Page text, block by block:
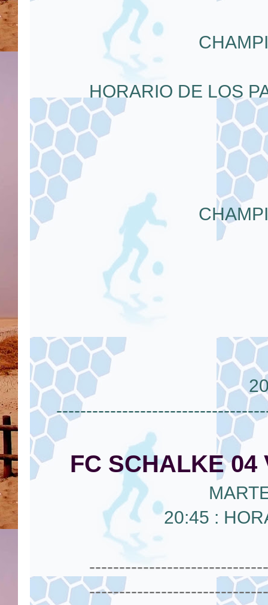
HORARIO DE LOS
FC SCHALKE 04
20:45 :